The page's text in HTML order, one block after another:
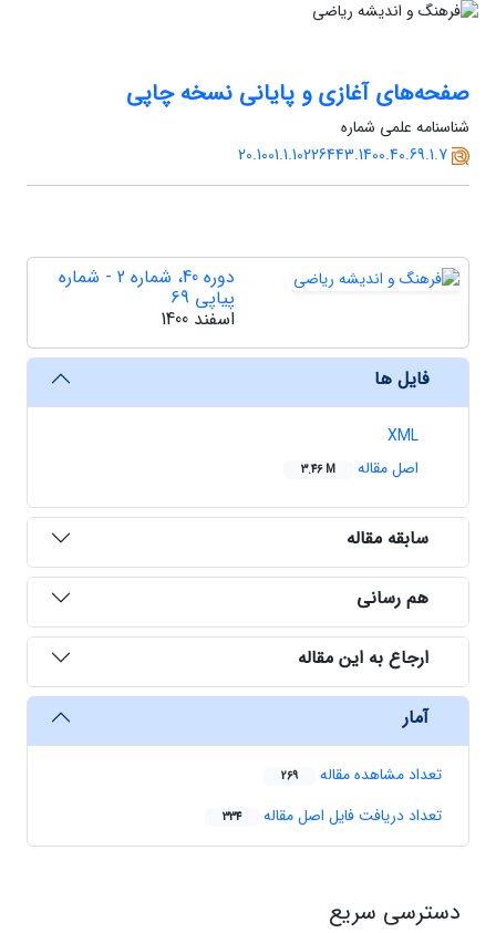
صفحه‌های آغازی و پایانی نسخه چاپی
شناسنامه علمی شماره
20.1001.1.10226443.1400.40.69.1.7
دوره 40، شماره 2 - شماره
پیاپی 69
اسفند 1400
فایل ها
XML
اصل مقاله
3.46 M
سابقه مقاله
هم رسانی
ارجاع به این مقاله
آمار
تعداد مشاهده مقاله 269
تعداد دریافت فایل اصل مقاله 334
دسترسی سریع